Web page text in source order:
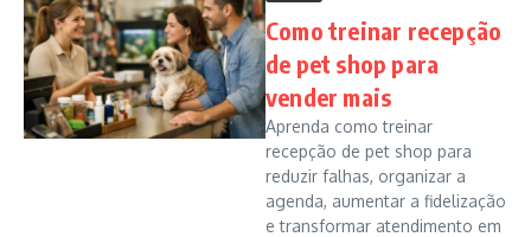
Como treinar recepção
de pet shop para
vender mais
Aprenda como treinar
recepção de pet shop para
reduzir falhas, organizar a
agenda, aumentar a fidelização
e transformar atendimento em